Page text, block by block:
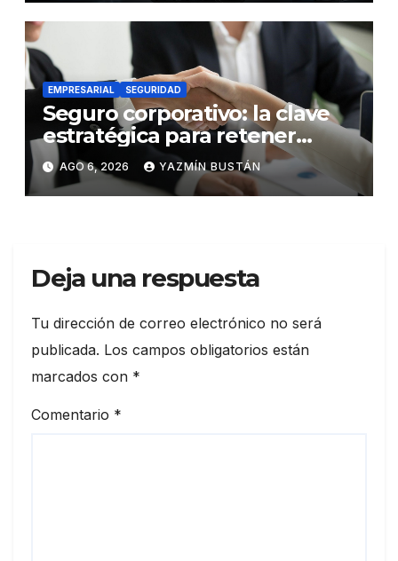
EMPRESARIAL SEGURIDAD
Seguro corporativo: la clave
estratégica para retener
talento en Ecuador
AGO 6, 2026 YAZMÍN BUSTÁN
Deja una respuesta
Tu dirección de correo electrónico no será
publicada. Los campos obligatorios están
marcados con *
Comentario *